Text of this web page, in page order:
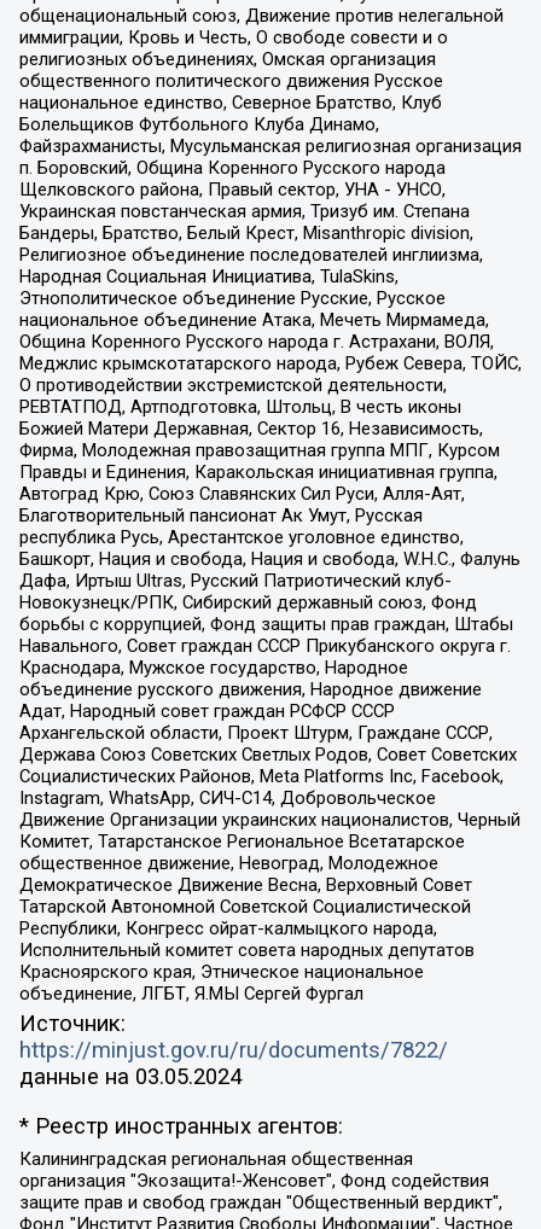
общенациональный союз, Движение против нелегальной
иммиграции, Кровь и Честь, О свободе совести и о
религиозных объединениях, Омская организация
общественного политического движения Русское
национальное единство, Северное Братство, Клуб
Болельщиков Футбольного Клуба Динамо,
Файзрахманисты, Мусульманская религиозная организация
п. Боровский, Община Коренного Русского народа
Щелковского района, Правый сектор, УНА - УНСО,
Украинская повстанческая армия, Тризуб им. Степана
Бандеры, Братство, Белый Крест, Misanthropic division,
Религиозное объединение последователей инглиизма,
Народная Социальная Инициатива, TulaSkins,
Этнополитическое объединение Русские, Русское
национальное объединение Атака, Мечеть Мирмамеда,
Община Коренного Русского народа г. Астрахани, ВОЛЯ,
Меджлис крымскотатарского народа, Рубеж Севера, ТОЙС,
О противодействии экстремистской деятельности,
РЕВТАТПОД, Артподготовка, Штольц, В честь иконы
Божией Матери Державная, Сектор 16, Независимость,
Фирма, Молодежная правозащитная группа МПГ, Курсом
Правды и Единения, Каракольская инициативная группа,
Автоград Крю, Союз Славянских Сил Руси, Алля-Аят,
Благотворительный пансионат Ак Умут, Русская
республика Русь, Арестантское уголовное единство,
Башкорт, Нация и свобода, Нация и свобода, W.H.С., Фалунь
Дафа, Иртыш Ultras, Русский Патриотический клуб-
Новокузнецк/РПК, Сибирский державный союз, Фонд
борьбы с коррупцией, Фонд защиты прав граждан, Штабы
Навального, Совет граждан СССР Прикубанского округа г.
Краснодара, Мужское государство, Народное
объединение русского движения, Народное движение
Адат, Народный совет граждан РСФСР СССР
Архангельской области, Проект Штурм, Граждане СССР,
Держава Союз Советских Светлых Родов, Совет Советских
Социалистических Районов, Meta Platforms Inc, Facebook,
Instagram, WhatsApp, СИЧ-С14, Добровольческое
Движение Организации украинских националистов, Черный
Комитет, Татарстанское Региональное Всетатарское
общественное движение, Невоград, Молодежное
Демократическое Движение Весна, Верховный Совет
Татарской Автономной Советской Социалистической
Республики, Конгресс ойрат-калмыцкого народа,
Исполнительный комитет совета народных депутатов
Красноярского края, Этническое национальное
объединение, ЛГБТ, Я.МЫ Сергей Фургал
Источник:
https://minjust.gov.ru/ru/documents/7822/
данные на 03.05.2024
* Реестр иностранных агентов:
Калининградская региональная общественная организация "Экозащита!-Женсовет", Фонд содействия защите прав и свобод граждан "Общественный вердикт", Фонд "Институт Развития Свободы Информации", Частное учреждение "Информационное агентство МЕМО. РУ", Региональная общественная организация "Общественная комиссия по сохранению наследия академика Сахарова", Фонд поддержки свободы прессы, Санкт-Петербургская общественная правозащитная организация "Гражданский контроль", Межрегиональная общественная организация "Информационно-просветительский центр "Мемориал", Региональный Фонд "Центр Защиты Прав Средств Массовой Информации", с 05.12.2023 Фонд "Центр Защиты Прав Средств массовой информации", Региональная общественная благотворительная организация помощи беженцам и мигрантам "Гражданское содействие", Негосударственное образовательное учреждение дополнительного профессионального образования (повышение квалификации) специалистов "АКАДЕМИЯ ПО ПРАВАМ ЧЕЛОВЕКА", Свердловская региональная общественная организация "Сутяжник", Автономная некоммерческая организация "Центр независимых социологических исследований", Союз общественных объединений "Российский исследовательский центр по правам человека", Региональное общественное учреждение научно-информационный центр "МЕМОРИАЛ", Некоммерческая организация "Фонд защиты гласности", Автономная некоммерческая организация "Институт прав человека", Городская общественная организация "Екатеринбургское общество "МЕМОРИАЛ", Городская общественная организация "Рязанское историко-просветительское и правозащитное общество "Мемориал" (Рязанский Мемориал), Челябинский региональный орган общественной самодеятельности – женское общественное объединение "Женщины Евразии", Челябинский региональный орган общественной самодеятельности "Уральская правозащитная группа", Фонд содействия защите здоровья и социальной справедливости имени Андрея Рылькова, Автономная Некоммерческая Организация "Аналитический Центр Юрия Левады", Автономная некоммерческая организация социальной поддержки населения "Проект Апрель", Региональная общественная организация помощи женщинам и детям, находящимся в кризисной ситуации "Информационно-методический центр "Анна", Фонд содействия развитию массовых коммуникаций и правовому просвещению "Так-так-Так", Фонд содействия устойчивому развитию "Серебряная тайга", Свердловский региональный общественный фонд социальных проектов "Новое время", "Idel.Реалии", Кавказ.Реалии, Крым.Реалии, Телеканал Настоящее Время, Татаро-башкирская служба Радио Свобода (Azatliq Radiosi), Радио Свободная Европа/Радио Свобода (PCE/PC), "Сибирь.Реалии", "Фактограф", Благотворительный фонд помощи осужденным и их семьям, Автономная некоммерческая организация "Институт глобализации и социальных движений", Фонд "В защиту прав заключенных", Частное учреждение "Центр поддержки и содействия развитию средств массовой информации", Пензенский региональный общественный благотворительный фонд "Гражданский союз", "Север.Реалии", Некоммерческая организация Фонд "Правовая инициатива", Общество с ограниченной ответственностью "Радио Свободная Европа/Радио Свобода", Чешское информационное агентство "MEDIUM-ORIENT", Красноярская региональная общественная организация "Мы против СПИДа", Камалягин Денис Николаевич, Маркелов Сергей Евгеньевич, Пономарев Лев Александрович, Савицкая Людмила Алексеевна, Автономная некоммерческая организация "Центр по работе с проблемой насилия "НАСИЛИЮ.НЕТ", Межрегиональный профессиональный союз работников здравоохранения "Альянс врачей", Юридическое лицо, зарегистрированное в Латвийской Республике, SIA "Medusa Project" (регистрационный номер 40103797863, дата регистрации 10.06.2014), Некоммерческая организация "Фонд по борьбе с коррупцией", Автономная некоммерческая организация "Институт права и публичной политики", Баданин Роман Сергеевич, Гликин Максим Александрович, Железнова Мария Михайловна, Лукьянова Юлия Сергеевна, Маетная Елизавета Витальевна, Маняхин Петр Борисович, Чуракова Ольга Владимировна, Ярош Юлия Петровна, Юридическое лицо "The Insider SIA", зарегистрированное в Риге, Латвийская Республика (дата регистрации 26.06.2015), являющееся администратором доменного имени интернет-издания "The Insider SIA", https://theins.ru, Постернак Алексей Евгеньевич, Рубин Михаил Аркадьевич, Анин Роман Александрович, Юридическое лицо Istories fonds, зарегистрированное в Латвийской Республике (регистрационный номер 50008295751, дата регистрации 24.02.2020), Великовский Дмитрий Александрович, Долинина Ирина Николаевна, Мароховская Алеся Алексеевна, Шлейнов Роман Юрьевич, Шмагун Олеся Валентиновна, Общество с ограниченной ответственностью "Альтаир 2021", Общество с ограниченной ответственностью "Вега 2021", Общество с ограниченной ответственностью "Главный редактор 2021", Общество с ограниченной ответственностью "Ромашки монолит", Важенков Артем Валерьевич, Ивановская областная общественная организация "Центр гендерных исследований", Гурман Юрий Альбертович, Медиапроект "ОВД-Инфо", Егоров Владимир Владимирович, Жилинский Владимир Александрович, Общество с ограниченной ответственностью "ЗП", Иванова София Юрьевна, Карезина Инна Павловна, Кильтау Екатерина Викторовна, Петров Алексей Викторович, Пискунов Сергей Евгеньевич, Смирнов Сергей Сергеевич, Тихонов Михаил Сергеевич, Общество с ограниченной ответственностью "ЖУРНАЛИСТ-ИНОСТРАННЫЙ АГЕНТ", Арапова Галина Юрьевна, Вольтская Татьяна Анатольевна, Американская компания "Mason G.E.S. Anonymous Foundation" (США), являющаяся владельцем интернет-издания https://mnews.world/, Компания "Stichting Bellingcat", зарегистрированная в Нидерландах (дата регистрации 11.07.2018), Захаров Андрей Вячеславович, Клепиковская Екатерина Дмитриевна, Общество с ограниченной ответственностью "МЕМО", Перл Роман Александрович, Симонов Евгений Алексеевич, Соловьева Елена Анатольевна, Сотников Даниил Владимирович, Сурначева Елизавета Дмитриевна, Автономная некоммерческая организация по защите прав человека и информированию населения "Якутия – Наше Мнение", Общество с ограниченной ответственностью "Москоу диджитал медиа", с 26.01.2023 Общество с ограниченной ответственностью "Чайка Белые сады", Ветошкина Валерия Валерьевна, Заговора Максим Александрович, Межрегиональное общественное движение "Российская ЛГБТ - сеть", Оленичев Максим Владимирович, Павлов Иван Юрьевич, Скворцова Елена Сергеевна, Общество с ограниченной ответственностью "Как бы инагент", Кочетков Игорь Викторович, Общество с ограниченной ответственностью "Честные выборы", Еланчик Олег Александрович, Общество с ограниченной ответственностью "Нобелевский призыв", Гималова Регина Эмилевна, Григорьев Андрей Валерьевич, Григорьева Алина Александровна, Ассоциация по содействию защите прав призывников, альтернативнослужащих и военнослужащих "Правозащитная группа "Гражданин.Армия.Право", Хисамова Регина Фаритовна, Автономная некоммерческая организация по реализации социально-правовых программ "Лилит", Дальневосточное общественное движение "Маяк", Санкт-Петербургская ЛГБТ-инициативная группа "Выход", Инициативная группа ЛГБТ+ "Реверс", Алексеев Андрей Викторович, Бекбулатова Таисия Львовна, Беляев Иван Михайлович, Владыкина Елена Сергеевна, Гельман Марат Александрович, Никульшина Вероника Юрьевна, Толоконникова Надежда Андреевна, Шендерович Виктор Анатольевич, Общество с ограниченной ответственностью "Данное сообщение", Общество с ограниченной ответственностью Издательский дом "Новая глава", Айнбиндер Александра Александровна, Московский комьюнити-центр для ЛГБТ+инициатив, Благотворительный фонд развития филантропии, Deutsche Welle (Германия, Kurt-Schumacher-Strasse 3, 53113 Bonn), Борзунова Мария Михайловна, Воробьев Виктор Викторович, Голубева Анна Львовна, Константинова Алла Михайловна, Малкова Ирина Владимировна, Мурадов Мурад Абдулгалимович, Осетинская Елизавета Николаевна, Понасенков Евгений Николаевич, Ганапольский Матвей Юрьевич, Киселев Евгений Алексеевич, Борухович Ирина Григорьевна, Дремин Иван Тимофеевич, Дубровский Дмитрий Викторович, Красноярская региональная общественная организация поддержки и развития альтернативных образовательных технологий и межкультурных коммуникаций "ИНТЕРРА", Маяковская Екатерина Алексеевна, Фейгин Марк Захарович, Филимонов Андрей Викторович, Дзугкоева Регина Николаевна, Доброхотов Роман Александрович, Дудь Юрий Александрович, Елкин Сергей Владимирович, Кругликов Кирилл Игоревич, Сабунаева Мария Леонидовна, Семенов Алексей Владимирович, Шаинян Карен Багратович, Шульман Екатерина Михайловна, Асафьев Артур Валерьевич, Вахштайн Виктор Семенович, Венедиктов Алексей Алексеевич, Лушникова Екатерина Евгеньевна, Волков Леонид Михайлович, Невзоров Александр Глебович, Пархоменко Сергей Борисович, Сироткин Ярослав Николаевич, Кара-Мурза Владимир Владимирович, Баранова Наталья Владимировна, Гозман Леонид Яковлевич, Кагарлицкий Борис Юльевич, Климарев Михаил Валерьевич, Милов Владимир Станиславович, Автономная некоммерческая организация Краснодарский центр современного искусства "Типография", Моргенштерн Алишер Тагирович, Соболь Любовь Эдуардовна, Общество с ограниченной ответственностью "ЛИЗА НОРМ", Каспаров Гарри Кимович, Ходорковский Михаил Борисович, Общество с ограниченной ответственностью "Апрельские тезисы", Данилович Ирина Брониславовна, Кашин Олег Владимирович, Петров Николай Владимирович, Пивоваров Алексей Владимирович, Соколов Михаил Владимирович, Цветкова Юлия Владимировна, Чичваркин Евгений Александрович, Комитет против пыток/Команда против пыток, Общество с ограниченной ответственностью "Первый научный", Общество с ограниченной ответственностью "Вертолет и ко", Белоцерковская Вероника Борисовна, Кац Максим Евгеньевич, Лазарева Татьяна Юрьевна, Шаведдинов Руслан Табризович, Яшин Илья Валерьевич, Общество с ограниченной ответственностью "Иноагент ААВ", Алешковский Дмитрий Петрович, Альбац Евгения Марковна, Быков Дмитрий Львович, Галямина Юлия Евгеньевна, Лойко Сергей Леонидович, Мартынов Кирилл Константинович, Медведев Сергей Александрович, Крашенинников Федор Геннадиевич, Гордеева Катерина Вл